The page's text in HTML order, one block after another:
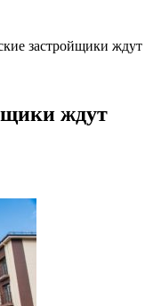
застройщики ждут
ждут